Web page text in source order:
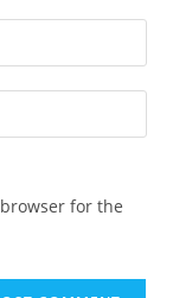
for the